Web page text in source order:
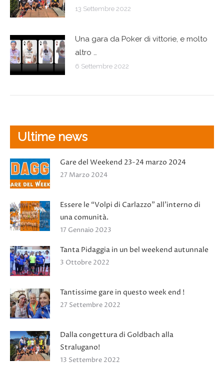
13 Settembre 2022
Una gara da Poker di vittorie, e molto
altro …
6 Settembre 2022
Ultime news
Gare del Weekend 23-24 marzo 2024
27 Marzo 2024
Essere le “Volpi di Carlazzo” all’interno di
una comunità.
17 Gennaio 2023
Tanta Pidaggia in un bel weekend autunnale
3 Ottobre 2022
Tantissime gare in questo week end !
27 Settembre 2022
Dalla congettura di Goldbach alla
Stralugano!
13 Settembre 2022